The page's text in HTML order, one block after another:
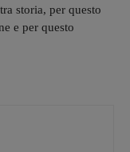
storia, per questo
e per questo